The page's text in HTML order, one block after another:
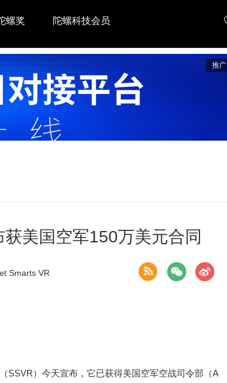
螺奖 陀螺科技会员
推广
美国空军150万美元合同
Smarts VR
SSVR）今天宣布，它已获得美国空军空战司令部（A